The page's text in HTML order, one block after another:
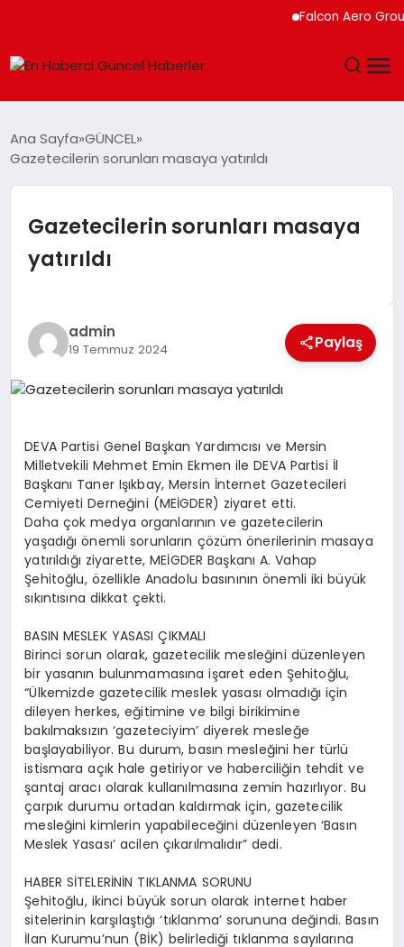
Falcon Aero
SAĞLIK
TEKNOLOJI
DÜNYA
EĞITIM
SIYASET
Ana Sayfa GÜNCEL
Gazetecilerin sorunları masaya yatırıldı
Gazetecilerin sorunları masaya
yatırıldı
admin
19 Temmuz 2024 Paylaş
DEVA Partisi Genel Başkan Yardımcısı ve Mersin
Milletvekili Mehmet Emin Ekmen ile DEVA Partisi İl
Başkanı Taner Işıkbay, Mersin İnternet Gazetecileri
Cemiyeti Derneğini (MEİGDER) ziyaret etti.
Daha çok medya organlarının ve gazetecilerin
yaşadığı önemli sorunların çözüm önerilerinin masaya
yatırıldığı ziyarette, MEİGDER Başkanı A. Vahap
Şehitoğlu, özellikle Anadolu basınının önemli iki büyük
sıkıntısına dikkat çekti.
BASIN MESLEK YASASI ÇIKMALI
Birinci sorun olarak, gazetecilik mesleğini düzenleyen
bir yasanın bulunmamasına işaret eden Şehitoğlu,
“Ülkemizde gazetecilik meslek yasası olmadığı için
dileyen herkes, eğitimine ve bilgi birikimine
bakılmaksızın ‘gazeteciyim’ diyerek mesleğe
başlayabiliyor. Bu durum, basın mesleğini her türlü
istismara açık hale getiriyor ve haberciliğin tehdit ve
şantaj aracı olarak kullanılmasına zemin hazırlıyor. Bu
çarpık durumu ortadan kaldırmak için, gazetecilik
mesleğini kimlerin yapabileceğini düzenleyen ‘Basın
Meslek Yasası’ acilen çıkarılmalıdır” dedi.
HABER SİTELERİNİN TIKLANMA SORUNU
Şehitoğlu, ikinci büyük sorun olarak internet haber
sitelerinin karşılaştığı ‘tıklanma’ sorununa değindi. Basın
İlan Kurumu’nun (BİK) belirlediği tıklanma sayılarına